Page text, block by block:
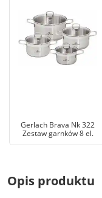
Gerlach Brava Nk 322
Zestaw garnków 8 el.
Opis produktu